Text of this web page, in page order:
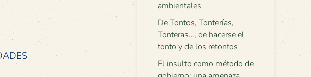
ambientales
De Tontos, Tonterías,
Tonteras…, de hacerse el
tonto y de los retontos
El insulto como método de